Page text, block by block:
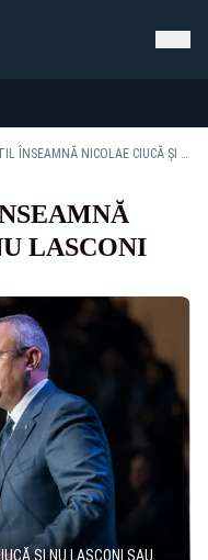
DE CE VOTUL UTIL ÎNSEAMNĂ NICOLAE CIUCĂ ȘI NU LASCONI SAU GEOANĂ
LASCONI
ȘI NU LASCONI SAU